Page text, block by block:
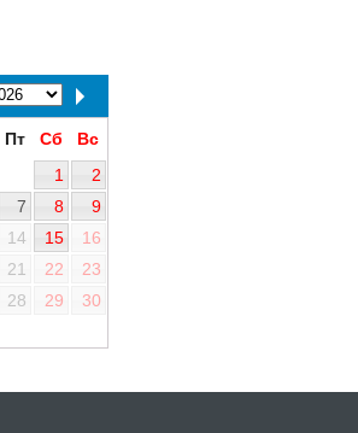
Пт Сб
Вс
1
2
7 8
9
14 15
16
21 22
23
28 29
30